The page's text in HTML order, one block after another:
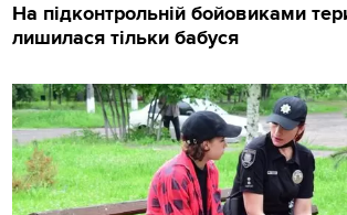
На підконтрольній бойовиками
лишилася тільки бабуся